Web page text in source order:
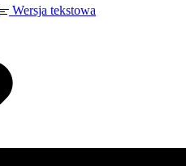
Wersja tekstowa